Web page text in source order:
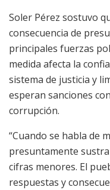
Soler Pérez sostuvo
consecuencia de
principales fuerzas
medida afecta la
sistema de justicia y
esperan sanciones
corrupción.
“Cuando se habla de
presuntamente
cifras menores. El
respuestas y